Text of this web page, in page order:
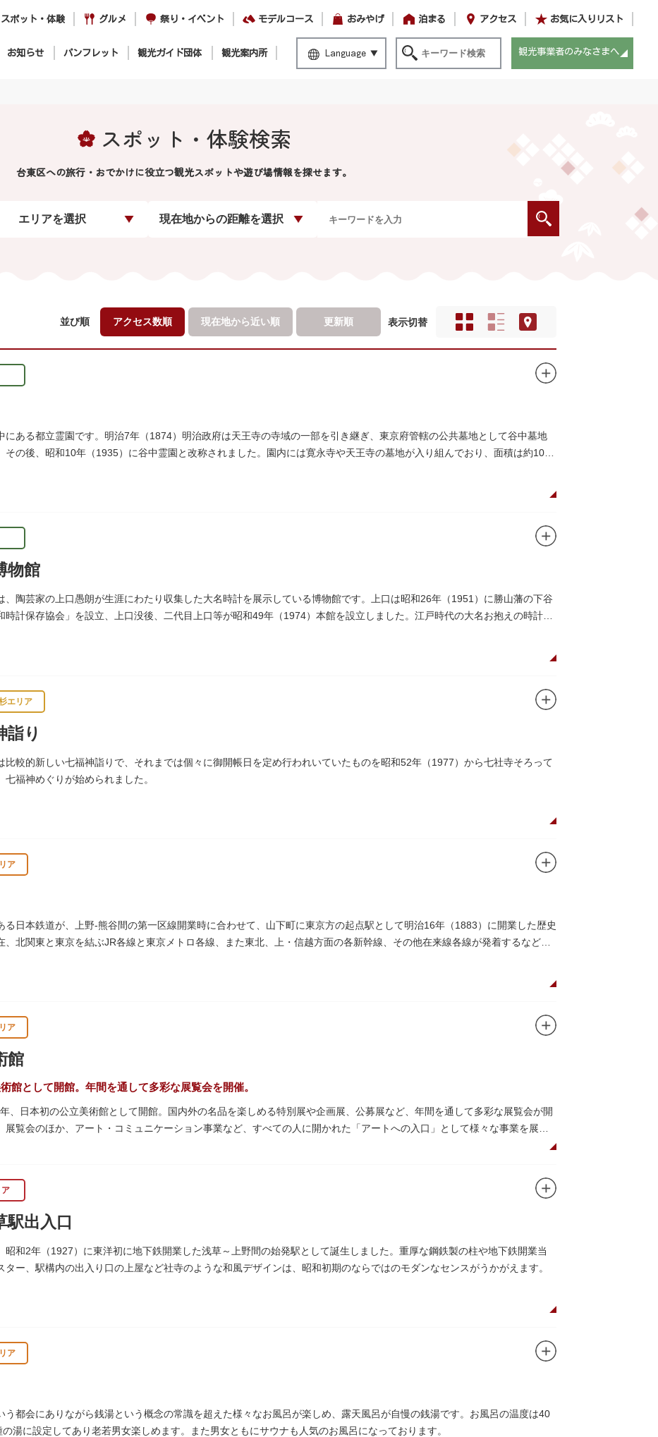
スポット・体験 グルメ 祭り・イベント モデルコース おみやげ 泊まる アクセス お気に入りリスト
お知らせ パンフレット 観光ガイド団体 観光案内所 Language 観光事業者のみなさまへ
スポット・体験検索
台東区への旅行・おでかけに役立つ観光スポットや遊び場情報を探せます。
エリアを選択 現在地からの距離を選択
並び順 アクセス数順 現在地から近い順 更新順 表示切替
にある都立霊園です。明治7年（1874）明治政府は天王寺の寺域の一部を引き継ぎ、東京府管轄の公共墓地として谷中墓地
その後、昭和10年（1935）に谷中霊園と改称されました。園内には寛永寺や天王寺の墓地が入り組んでおり、面積は約10万
物館
、陶芸家の上口愚朗が生涯にわたり収集した大名時計を展示している博物館です。上口は昭和26年（1951）に勝山藩の下谷
時計保存協会」を設立、上口没後、二代目上口等が昭和49年（1974）本館を設立しました。江戸時代の大名お抱えの時計師
エリア
詣り
比較的新しい七福神詣りで、それまでは個々に御開帳日を定め行われいていたものを昭和52年（1977）から七社寺そろって
七福神めぐりが始められました。
ア
る日本鉄道が、上野-熊谷間の第一区線開業時に合わせて、山下町に東京方の起点駅として明治16年（1883）に開業した歴史
、北関東と東京を結ぶJR各線と東京メトロ各線、また東北、上・信越方面の各新幹線、その他在来線各線が発着するなど、
ア
館
館として開館。年間を通して多彩な展覧会を開催。
、日本初の公立美術館として開館。国内外の名品を楽しめる特別展や企画展、公募展など、年間を通して多彩な展覧会が開
展覧会のほか、アート・コミュニケーション事業など、すべての人に開かれた「アートへの入口」として様々な事業を展開
ージアムショップも充実。開放的なガラス張りのレストランからは、美術館のプロムナードや四季折々の公園の景色を眺め
。入館は無料で、レストランやミュージアムショップのみの利用も可能です（観覧料は展覧会によって異なります。展覧会
観覧料等の詳細は公式サイトをご確認ください）。
子供を預け、ゆっくりと展覧会鑑賞を楽しめる託児サービス「パパママデー（事前予約制）」や、個室スペースのある授乳
湯のサービスもあるのでファミリーにもおすすめです。
駅出入口
昭和2年（1927）に東洋初に地下鉄開業した浅草～上野間の始発駅として誕生しました。重厚な鋼鉄製の柱や地下鉄開業当
ター、駅構内の出入り口の上屋など社寺のような和風デザインは、昭和初期のならではのモダンなセンスがうかがえます。
ア
う都会にありながら銭湯という概念の常識を超えた様々なお風呂が楽しめ、露天風呂が自慢の銭湯です。お風呂の温度は40
湯に設定してあり老若男女楽しめます。また男女ともにサウナも人気のお風呂になっております。